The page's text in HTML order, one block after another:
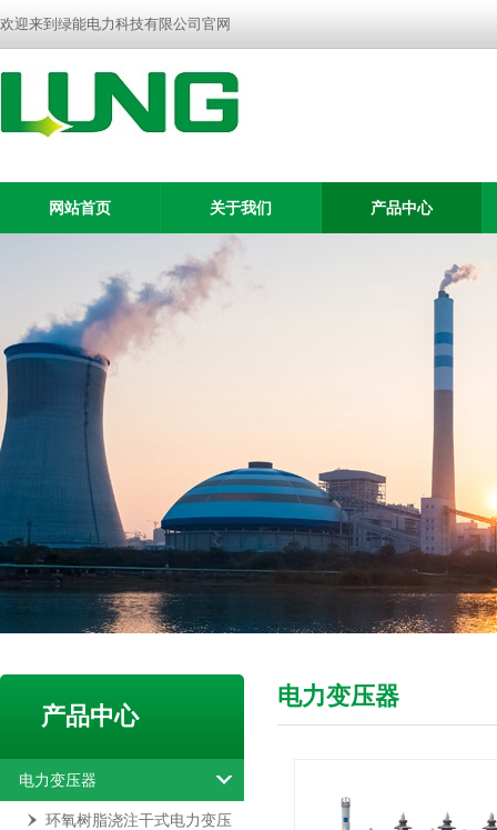
欢迎来到绿能电力科技有限公司官网
网站首页 关于我们 产品中心
产品中心
电力变压器
环氧树脂浇注干式电力变压
电力变压器